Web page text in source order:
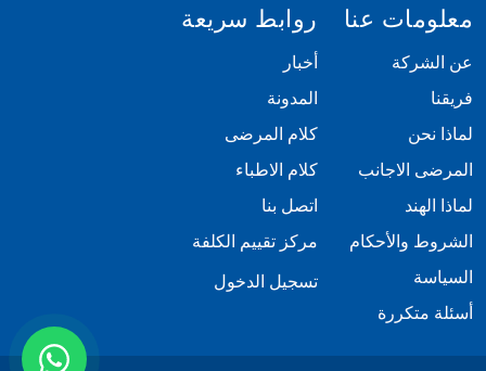
معلومات عنا
عن الشركة
فريقنا
لماذا نحن
المرضى الاجانب
لماذا الهند
الشروط والأحكام
السياسة
أسئلة متكررة
روابط سريعة
أخبار
المدونة
كلام المرضى
كلام الاطباء
اتصل بنا
مركز تقييم الكلفة
تسجيل الدخول